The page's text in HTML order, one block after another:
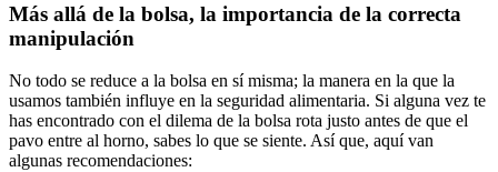
Más allá de⁤ la‍ bolsa, la importancia⁢ de la‌ correcta
manipulación
No todo se reduce a la bolsa ⁣en sí misma;‍ la manera⁢ en la que la
usamos también influye en la seguridad alimentaria. Si ‌alguna vez te⁢
has‍ encontrado⁤ con ‍el‌ dilema de la bolsa rota justo ‌antes de⁣ que el
pavo ⁣entre al ⁤horno, sabes ​lo⁢ que se siente. Así que, aquí⁢ van
algunas recomendaciones: